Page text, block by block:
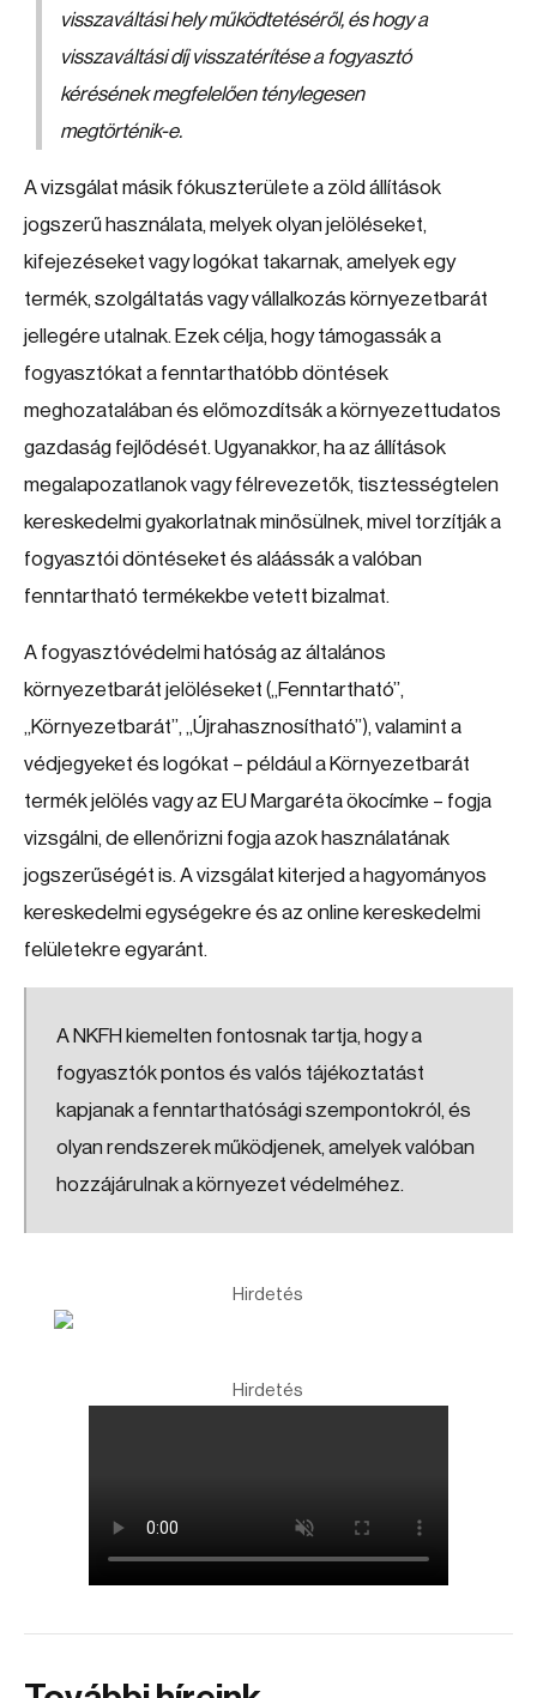
visszaváltási hely működtetéséről, és hogy a
visszaváltási díj visszatérítése a fogyasztó
kérésének megfelelően ténylegesen
megtörténik-e.
A vizsgálat másik fókuszterülete a zöld állítások
jogszerű használata, melyek olyan jelöléseket,
kifejezéseket vagy logókat takarnak, amelyek egy
termék, szolgáltatás vagy vállalkozás környezetbarát
jellegére utalnak. Ezek célja, hogy támogassák a
fogyasztókat a fenntarthatóbb döntések
meghozatalában és előmozdítsák a környezettudatos
gazdaság fejlődését. Ugyanakkor, ha az állítások
megalapozatlanok vagy félrevezetők, tisztességtelen
kereskedelmi gyakorlatnak minősülnek, mivel torzítják a
fogyasztói döntéseket és aláássák a valóban
fenntartható termékekbe vetett bizalmat.
A fogyasztóvédelmi hatóság az általános
környezetbarát jelöléseket („Fenntartható”,
„Környezetbarát”, „Újrahasznosítható”), valamint a
védjegyeket és logókat – például a Környezetbarát
termék jelölés vagy az EU Margaréta ökocímke – fogja
vizsgálni, de ellenőrizni fogja azok használatának
jogszerűségét is. A vizsgálat kiterjed a hagyományos
kereskedelmi egységekre és az online kereskedelmi
felületekre egyaránt.
A NKFH kiemelten fontosnak tartja, hogy a
fogyasztók pontos és valós tájékoztatást
kapjanak a fenntarthatósági szempontokról, és
olyan rendszerek működjenek, amelyek valóban
hozzájárulnak a környezet védelméhez.
Hirdetés
Hirdetés